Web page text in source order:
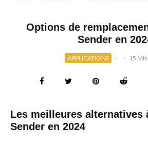
Options de
Sender en
APPLICATIONS · · 15
Les meilleures alternatives
Sender en 2024